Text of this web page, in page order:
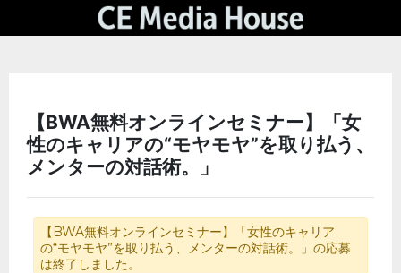
【BWA無料オンラインセミナー】「女
性のキャリアの“モヤモヤ”を取り払う、
メンターの対話術。」
【BWA無料オンラインセミナー】「女性のキャリア
の“モヤモヤ”を取り払う、メンターの対話術。」の応募
は終了しました。